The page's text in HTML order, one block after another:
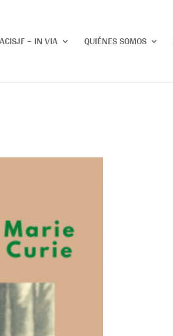
– IN VIA QUIÉNES SOMOS